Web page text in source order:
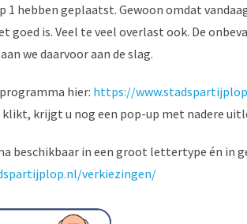
1 hebben geplaatst. Gewoon omdat
goed is. Veel te veel overlast ook. De
we daarvoor aan de slag.
hier: https://
klikt, krijgt u nog een pop-up met nadere
beschikbaar in een groot lettertype én in
verkiezingen/